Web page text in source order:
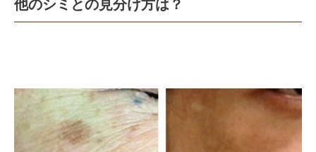
他のシミとの見分け方は？